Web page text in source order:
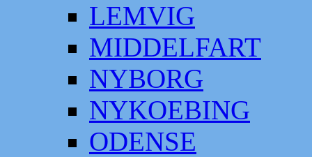
LEMVIG
MIDDELFART
NYBORG
NYKOEBING
ODENSE